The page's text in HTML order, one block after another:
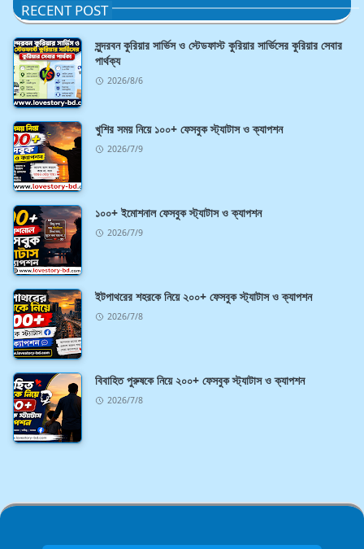
RECENT POST
সুন্দরবন কুরিয়ার সার্ভিস ও স্টেডফাস্ট কুরিয়ার সার্ভিসের কুরিয়ার সেবার
পার্থক্য
2026/8/6
খুশির সময় নিয়ে ১০০+ ফেসবুক স্ট্যাটাস ও ক্যাপশন
2026/7/9
১০০+ ইমোশনাল ফেসবুক স্ট্যাটাস ও ক্যাপশন
2026/7/9
ইটপাথরের শহরকে নিয়ে ২০০+ ফেসবুক স্ট্যাটাস ও ক্যাপশন
2026/7/8
বিবাহিত পুরুষকে নিয়ে ২০০+ ফেসবুক স্ট্যাটাস ও ক্যাপশন
2026/7/8